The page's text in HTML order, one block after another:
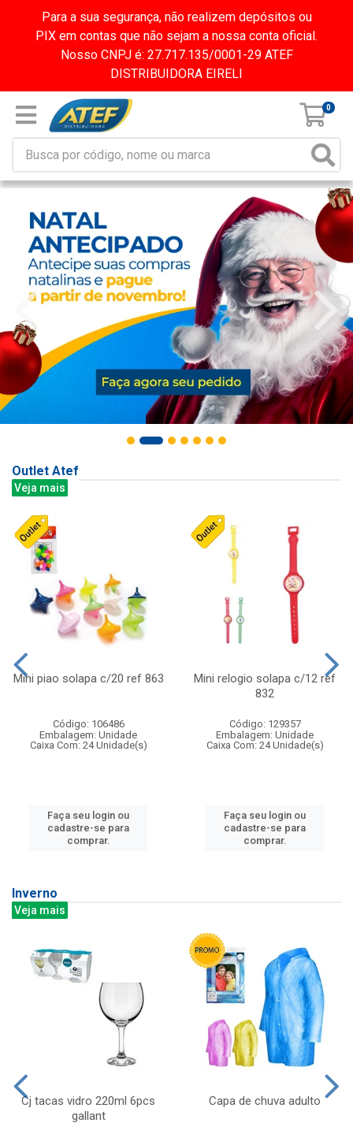
Para a sua segurança, não realizem depósitos ou
PIX em contas que não sejam a nossa conta oficial.
Nosso CNPJ é: 27.717.135/0001-29 ATEF
DISTRIBUIDORA EIRELI
0
Outlet Atef
Veja mais
Mini piao solapa c/20 ref 863
Código: 106486
Embalagem: Unidade
Caixa Com: 24 Unidade(s)
Faça seu login ou
cadastre-se para
comprar.
Mini relogio solapa c/12 ref
832
Código: 129357
Embalagem: Unidade
Caixa Com: 24 Unidade(s)
Faça seu login ou
cadastre-se para
comprar.
Inverno
Veja mais
Cj tacas vidro 220ml 6pcs
gallant
Capa de chuva adulto